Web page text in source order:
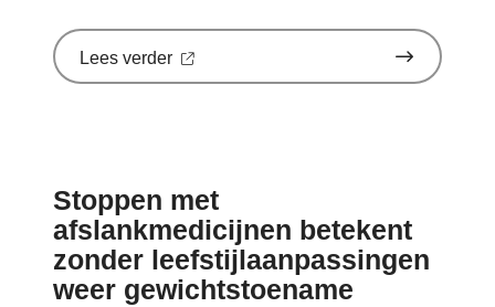
Lees verder over
meer:
aantal
uitbraken
fors
gestegen'
op
Stoppen met
afslankmedicijnen betekent
zonder leefstijlaanpassingen
weer gewichtstoename